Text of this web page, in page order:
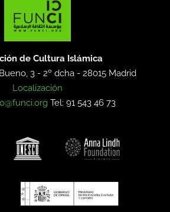
de Cultura Islámica
3 - 2º dcha -28015 Madrid
Localización
Tel: 91 543 46 73